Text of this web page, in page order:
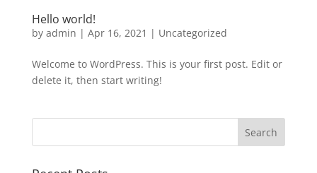
Hello world!
by admin | Apr 16, 2021 | Uncategorized
Welcome to WordPress. This is your first post. Edit or
delete it, then start writing!